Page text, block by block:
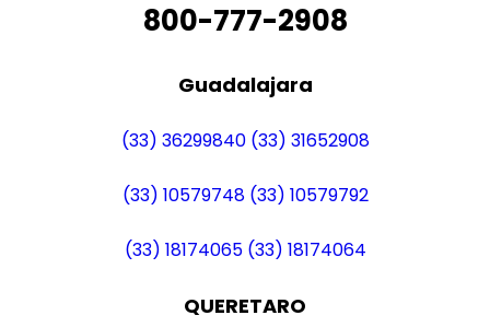
800-777-2908
Guadalajara
(33) 36299840 (33) 31652908
(33) 10579748 (33) 10579792
(33) 18174065 (33) 18174064
QUERETARO